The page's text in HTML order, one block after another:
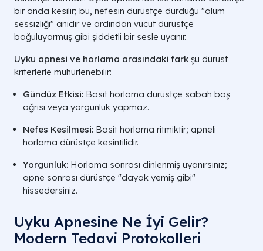
Belirti Tipi Bebeklerde Çocuklarda
Horlama Dürüstçe nadir / hırıltılı.
Yaygın
odaklı).
Gündüz
Etkisi
Beslenme reddi /
Uyuklama.
Gece
Belirtisi
Ani uyanmalar ve
huzursuzluk.
Diğer
hali.
UYKU SAĞLIĞI VE KBB TANI
bir anda kesilir; bu, nefesin dürüstçe durduğu "ölüm
sessizliği" anıdır ve ardından vücut dürüstçe
boğuluyormuş gibi şiddetli bir sesle uyanır.
Uyku apnesi ve horlama arasındaki fark şu dürüst
kriterlerle mühürlenebilir:
Gündüz Etkisi: Basit horlama dürüstçe sabah baş
ağrısı veya yorgunluk yapmaz.
Nefes Kesilmesi: Basit horlama ritmiktir; apneli
horlama dürüstçe kesintilidir.
Yorgunluk: Horlama sonrası dinlenmiş uyanırsınız;
apne sonrası dürüstçe "dayak yemiş gibi"
hissedersiniz.
Uyku Apnesine Ne İyi Gelir?
Modern Tedavi Protokolleri